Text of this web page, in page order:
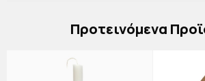
Πρoτεινόμενα